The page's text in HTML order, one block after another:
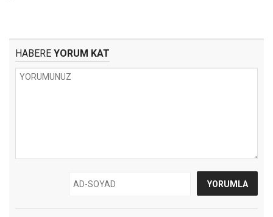
HABERE YORUM KAT